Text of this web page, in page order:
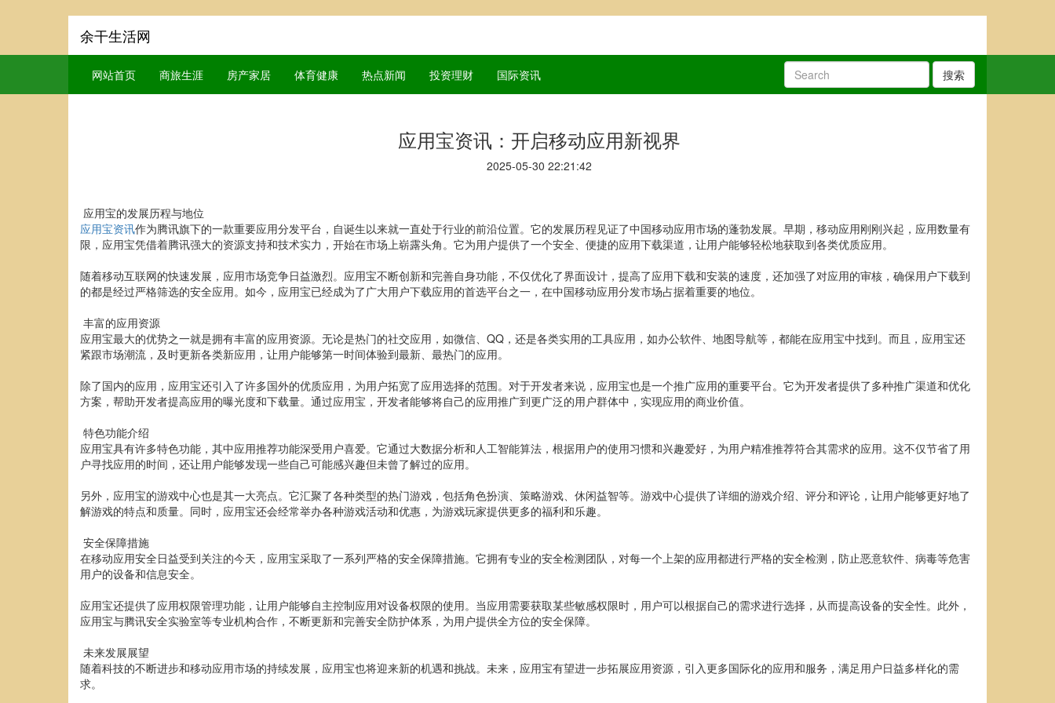
余干生活网
网站首页 商旅生涯 房产家居 体育健康 热点新闻 投资理财 国际资讯 搜索
应用宝资讯：开启移动应用新视界
2025-05-30 22:21:42
应用宝的发展历程与地位
应用宝资讯作为腾讯旗下的一款重要应用分发平台，自诞生以来就一直处于行业的前沿位置。它的发展历程见证了中国移动应用市场的蓬勃发展。早期，移动应用刚刚兴起，应用数量有
限，应用宝凭借着腾讯强大的资源支持和技术实力，开始在市场上崭露头角。它为用户提供了一个安全、便捷的应用下载渠道，让用户能够轻松地获取到各类优质应用。
随着移动互联网的快速发展，应用市场竞争日益激烈。应用宝不断创新和完善自身功能，不仅优化了界面设计，提高了应用下载和安装的速度，还加强了对应用的审核，确保用户下载到
的都是经过严格筛选的安全应用。如今，应用宝已经成为了广大用户下载应用的首选平台之一，在中国移动应用分发市场占据着重要的地位。
丰富的应用资源
应用宝最大的优势之一就是拥有丰富的应用资源。无论是热门的社交应用，如微信、QQ，还是各类实用的工具应用，如办公软件、地图导航等，都能在应用宝中找到。而且，应用宝还
紧跟市场潮流，及时更新各类新应用，让用户能够第一时间体验到最新、最热门的应用。
除了国内的应用，应用宝还引入了许多国外的优质应用，为用户拓宽了应用选择的范围。对于开发者来说，应用宝也是一个推广应用的重要平台。它为开发者提供了多种推广渠道和优化
方案，帮助开发者提高应用的曝光度和下载量。通过应用宝，开发者能够将自己的应用推广到更广泛的用户群体中，实现应用的商业价值。
特色功能介绍
应用宝具有许多特色功能，其中应用推荐功能深受用户喜爱。它通过大数据分析和人工智能算法，根据用户的使用习惯和兴趣爱好，为用户精准推荐符合其需求的应用。这不仅节省了用
户寻找应用的时间，还让用户能够发现一些自己可能感兴趣但未曾了解过的应用。
另外，应用宝的游戏中心也是其一大亮点。它汇聚了各种类型的热门游戏，包括角色扮演、策略游戏、休闲益智等。游戏中心提供了详细的游戏介绍、评分和评论，让用户能够更好地了
解游戏的特点和质量。同时，应用宝还会经常举办各种游戏活动和优惠，为游戏玩家提供更多的福利和乐趣。
安全保障措施
在移动应用安全日益受到关注的今天，应用宝采取了一系列严格的安全保障措施。它拥有专业的安全检测团队，对每一个上架的应用都进行严格的安全检测，防止恶意软件、病毒等危害
用户的设备和信息安全。
应用宝还提供了应用权限管理功能，让用户能够自主控制应用对设备权限的使用。当应用需要获取某些敏感权限时，用户可以根据自己的需求进行选择，从而提高设备的安全性。此外，
应用宝与腾讯安全实验室等专业机构合作，不断更新和完善安全防护体系，为用户提供全方位的安全保障。
未来发展展望
随着科技的不断进步和移动应用市场的持续发展，应用宝也将迎来新的机遇和挑战。未来，应用宝有望进一步拓展应用资源，引入更多国际化的应用和服务，满足用户日益多样化的需
求。